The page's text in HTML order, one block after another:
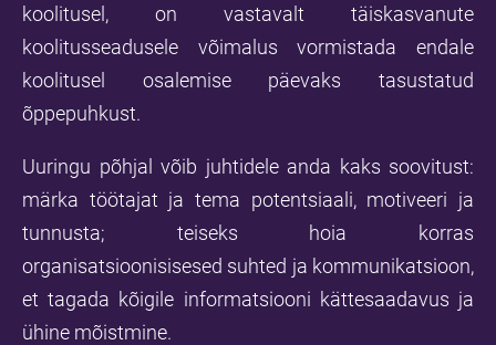
koolitusel, on vastavalt täiskasvanute
koolitusseadusele võimalus vormistada endale
koolitusel osalemise päevaks tasustatud
õppepuhkust.
Uuringu põhjal võib juhtidele anda kaks soovitust:
märka töötajat ja tema potentsiaali, motiveeri ja
tunnusta; teiseks hoia korras
organisatsioonisisesed suhted ja kommunikatsioon,
et tagada kõigile informatsiooni kättesaadavus ja
ühine mõistmine.